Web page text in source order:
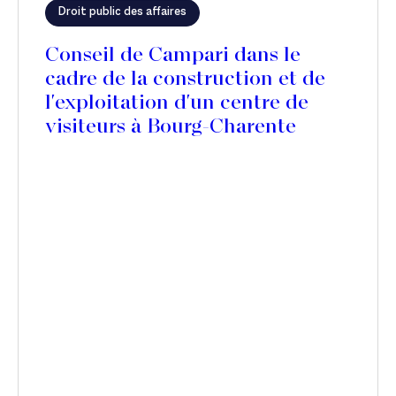
Droit public des affaires
Conseil de Campari dans le
cadre de la construction et de
l'exploitation d'un centre de
visiteurs à Bourg-Charente